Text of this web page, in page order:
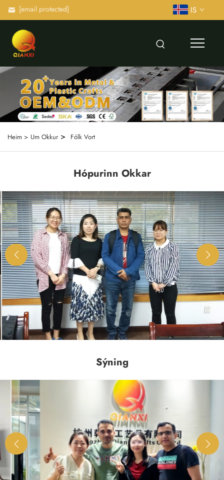
[email protected] IS
Heim > Um Okkur> Fólk Vort
Hópurinn Okkar
Sýning